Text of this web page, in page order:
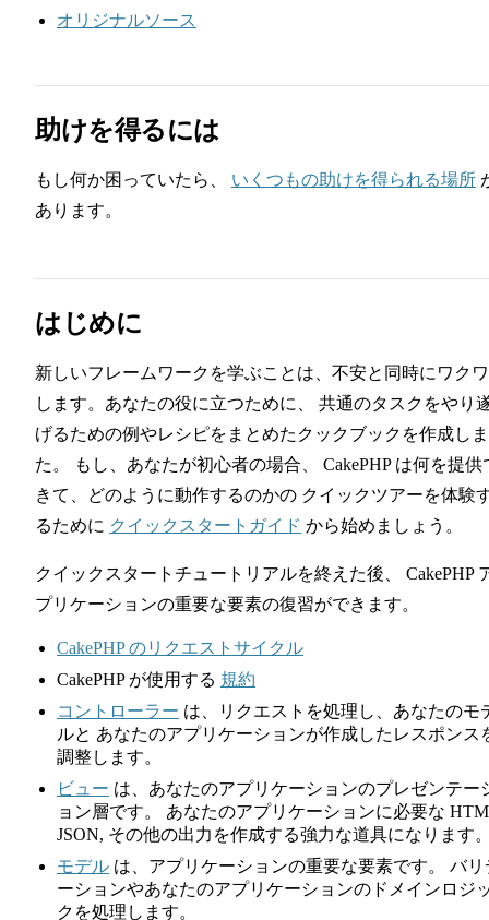
オリジナルソース
助けを得るには
もし何か困っていたら、 いくつもの助けを得られる場所
あります。
はじめに
新しいフレームワークを学ぶことは、不安と同時にワク
します。あなたの役に立つために、 共通のタスクをやり
げるための例やレシピをまとめたクックブックを作成し
た。 もし、あなたが初心者の場合、 CakePHP は何を提供
きて、どのように動作するのかの クイックツアーを体験
るために クイックスタートガイド から始めましょう。
クイックスタートチュートリアルを終えた後、 CakePHP
プリケーションの重要な要素の復習ができます。
CakePHP のリクエストサイクル
CakePHP が使用する 規約
コントローラー は、リクエストを処理し、あなたのモ
ルと あなたのアプリケーションが作成したレスポンス
調整します。
ビュー は、あなたのアプリケーションのプレゼンテー
ョン層です。 あなたのアプリケーションに必要な
JSON, その他の出力を作成する強力な道具になります
モデル は、アプリケーションの重要な要素です。 バリ
ーションやあなたのアプリケーションのドメインロジ
クを処理します。